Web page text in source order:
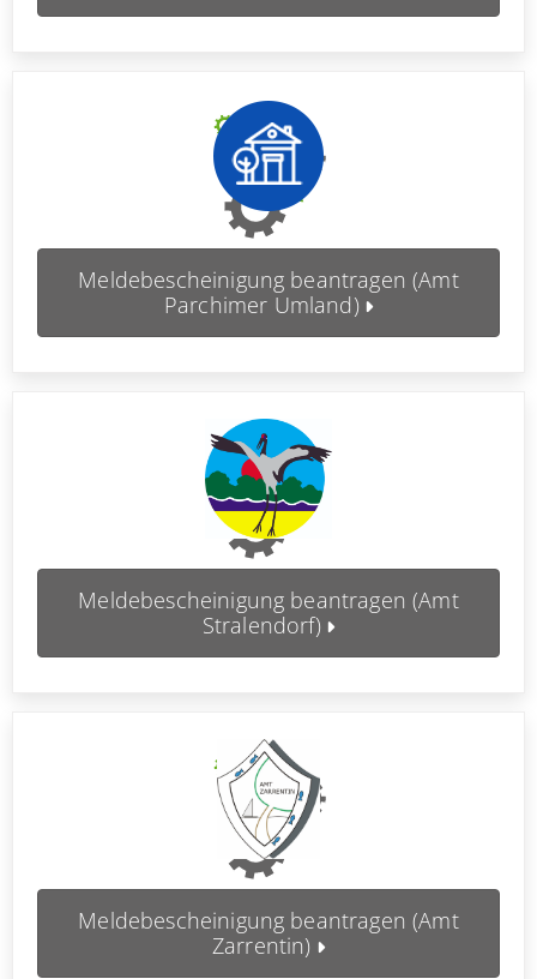
Meldebescheinigung beantragen (Amt
Parchimer Umland)
Meldebescheinigung beantragen (Amt
Stralendorf)
Meldebescheinigung beantragen (Amt
Zarrentin)